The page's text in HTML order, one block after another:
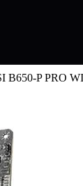
B650-P PRO